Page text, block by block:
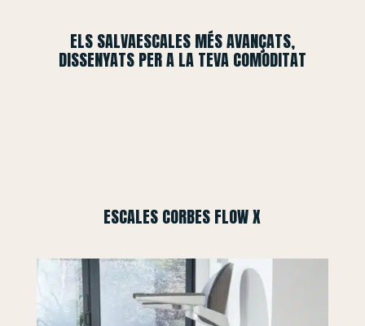
ELS SALVAESCALES MÉS AVANÇATS,
DISSENYATS PER A LA TEVA COMODITAT
ESCALES CORBES FLOW X